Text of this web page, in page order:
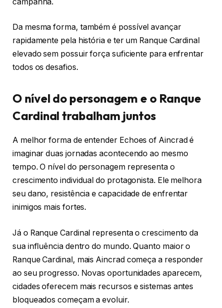
Da mesma forma, também é possível avançar
rapidamente pela história e ter um Ranque Cardinal
elevado sem possuir força suficiente para enfrentar
todos os desafios.
O nível do personagem e o Ranque
Cardinal trabalham juntos
A melhor forma de entender Echoes of Aincrad é
imaginar duas jornadas acontecendo ao mesmo
tempo. O nível do personagem representa o
crescimento individual do protagonista. Ele melhora
seu dano, resistência e capacidade de enfrentar
inimigos mais fortes.
Já o Ranque Cardinal representa o crescimento da
sua influência dentro do mundo. Quanto maior o
Ranque Cardinal, mais Aincrad começa a responder
ao seu progresso. Novas oportunidades aparecem,
cidades oferecem mais recursos e sistemas antes
bloqueados começam a evoluir.